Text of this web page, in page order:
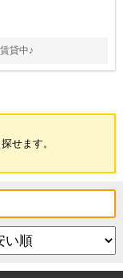
貸中♪
せます。